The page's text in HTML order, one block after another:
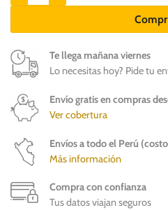
Te llega mañana viernes
Lo necesitas hoy? Pide tu
Envío gratis en compras
Ver cobertura
Envíos a todo el Perú
Más información
Compra con confianza
Tus datos viajan seguros